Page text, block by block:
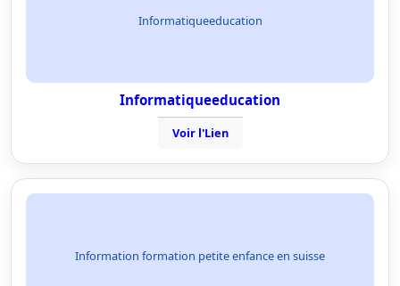
Informatiqueeducation
Informatiqueeducation
Voir l'Lien
Information formation petite enfance en suisse